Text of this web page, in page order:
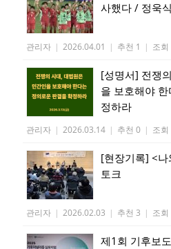
사했다 / 정욱식
관리자 | 2026.04.01 | 추천 1 | 조
[성명서] 전쟁
을 보호해야
정하라
관리자 | 2026.03.14 | 추천 0 | 조회
[현장기록] <
토크
관리자 | 2026.02.03 | 추천 3 | 조
제1회 기후보